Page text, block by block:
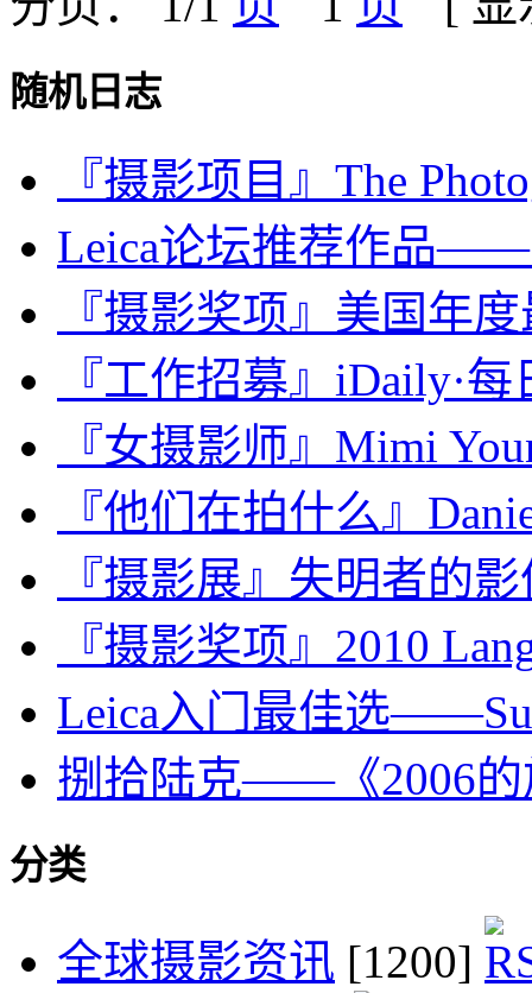
随机日志
『摄影项目』The
Leica论坛推荐作品
『摄影奖项』美国年
『工作招募』iDaily·
『女摄影师』Mimi
『他们在拍什么』
『摄影展』失明者的
『摄影奖项』2010
Leica入门最佳选
捌拾陆克——《2006的
分类
全球摄影资讯 [1200]